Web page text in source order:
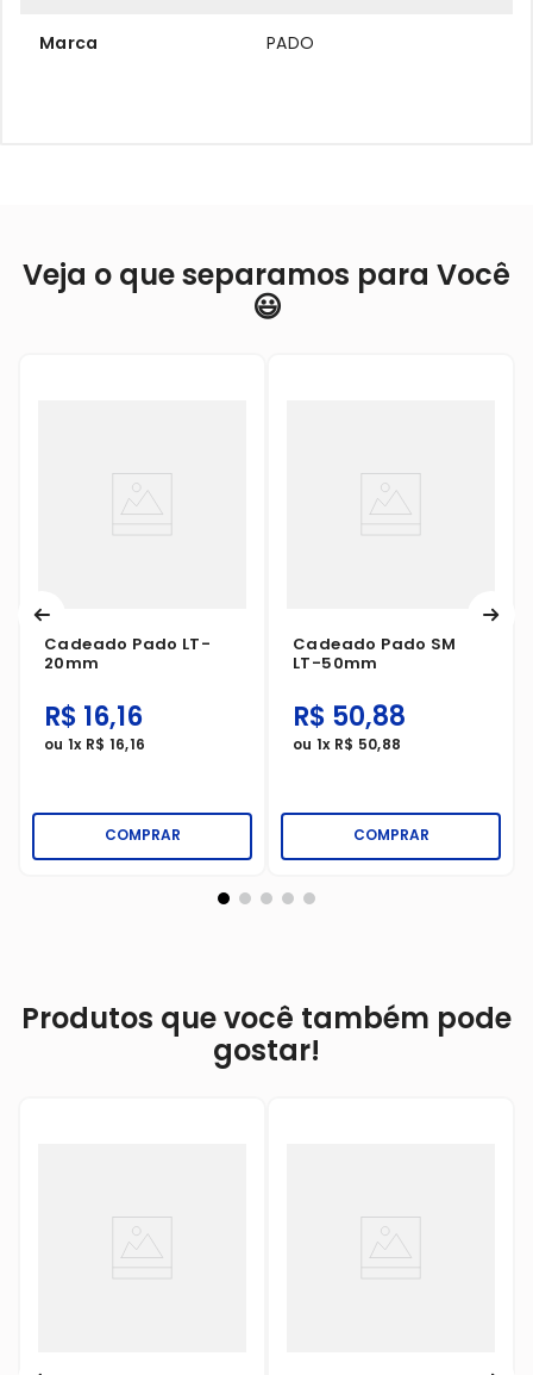
Marca PADO
Veja o que separamos para Você
😃
Cadeado Pado LT-
20mm
R$ 16,16
ou 1x R$ 16,16
COMPRAR
Cadeado Pado SM
LT-50mm
R$ 50,88
ou 1x R$ 50,88
COMPRAR
Produtos que você também pode
gostar!